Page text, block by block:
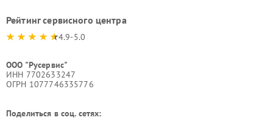
Рейтинг сервисного центра
4.9-5.0
ООО "Русервис"
ИНН 7702633247
ОГРН 1077746335776
Поделиться в соц. сетях: